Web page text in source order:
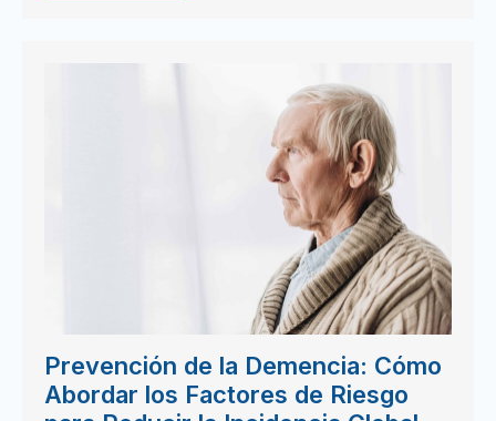
Prevención de la Demencia: Cómo
Abordar los Factores de Riesgo